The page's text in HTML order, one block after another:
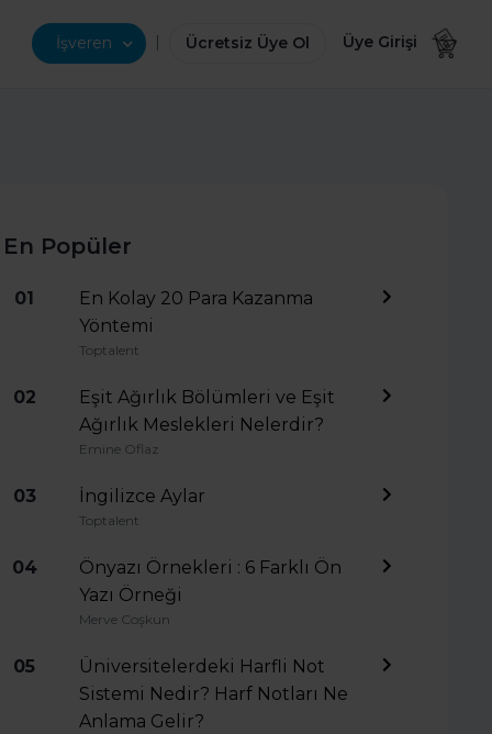
İşveren | Ücretsiz Üye Ol Üye Girişi
En Popüler
01
En Kolay 20 Para Kazanma
Yöntemi
Toptalent
02
Eşit Ağırlık Bölümleri ve Eşit
Ağırlık Meslekleri Nelerdir?
Emine Oflaz
03 İngilizce Aylar
Toptalent
04
Önyazı Örnekleri : 6 Farklı Ön
Yazı Örneği
Merve Coşkun
05
Üniversitelerdeki Harfli Not
Sistemi Nedir? Harf Notları Ne
Anlama Gelir?